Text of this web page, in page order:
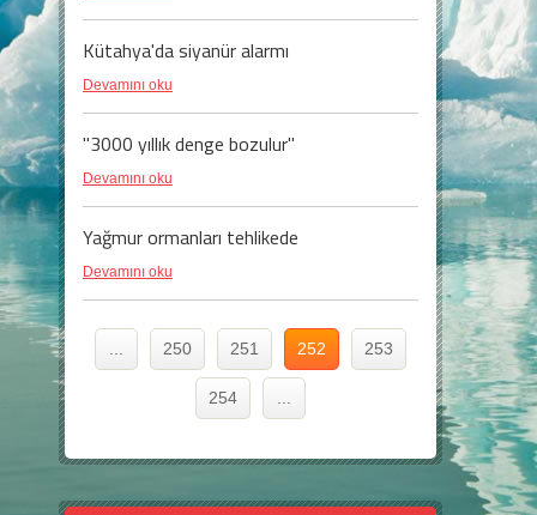
Kütahya'da siyanür alarmı
Devamını oku
"3000 yıllık denge bozulur"
Devamını oku
Yağmur ormanları tehlikede
Devamını oku
250 251 252 253
254